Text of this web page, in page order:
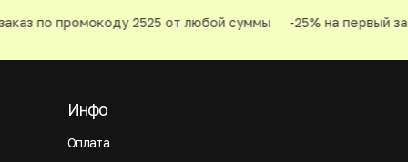
по промокоду 2525 от любой суммы -25% на первый
Оплата
Инфо